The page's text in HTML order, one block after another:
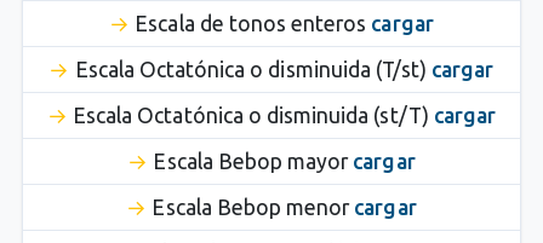
Escala de tonos enteros cargar
Escala Octatónica o disminuida (T/st) cargar
Escala Octatónica o disminuida (st/T) cargar
Escala Bebop mayor cargar
Escala Bebop menor cargar